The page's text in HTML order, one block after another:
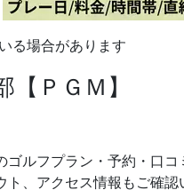
る場合があります
ＰＧＭ】
ルフプラン・予約・口
、アクセス情報もご確認